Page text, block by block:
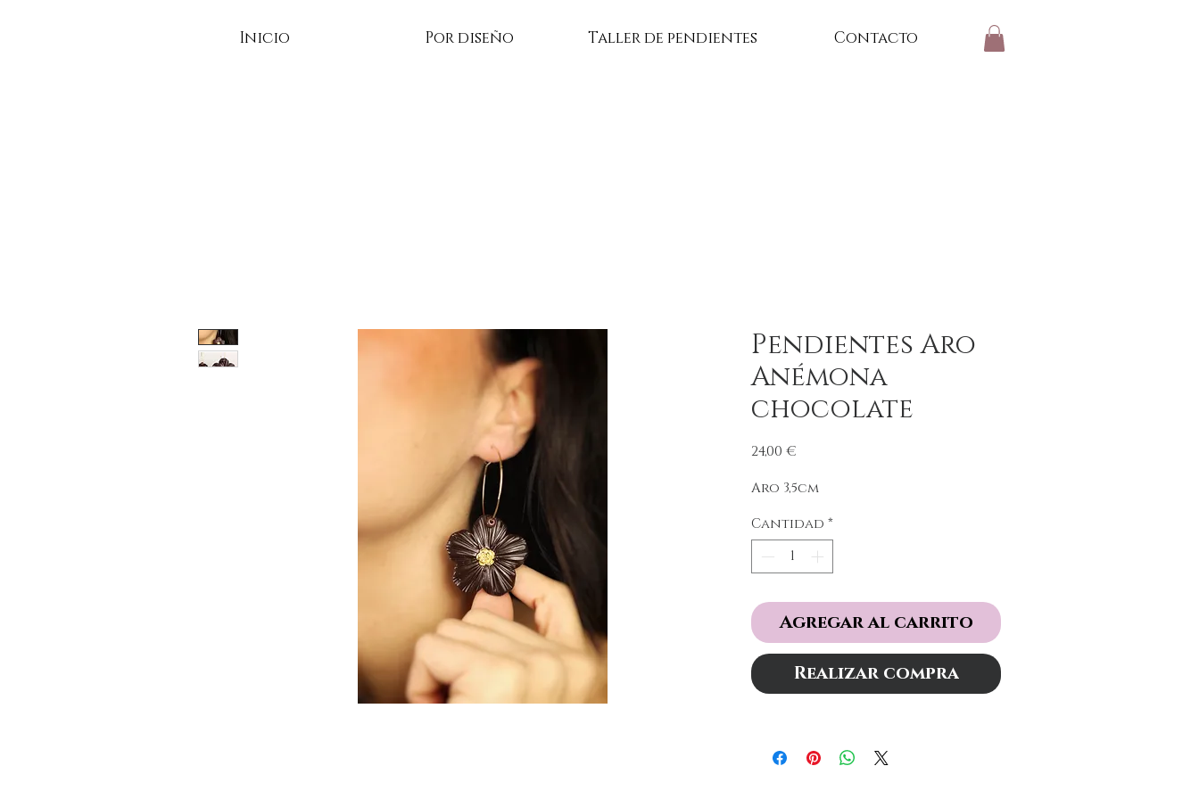
Inicio Por diseño Taller de pendientes Contacto
Pendientes Aro
Anémona
chocolate
24,00 €
Aro 3,5cm
Cantidad *
Agregar al carrito
Realizar compra